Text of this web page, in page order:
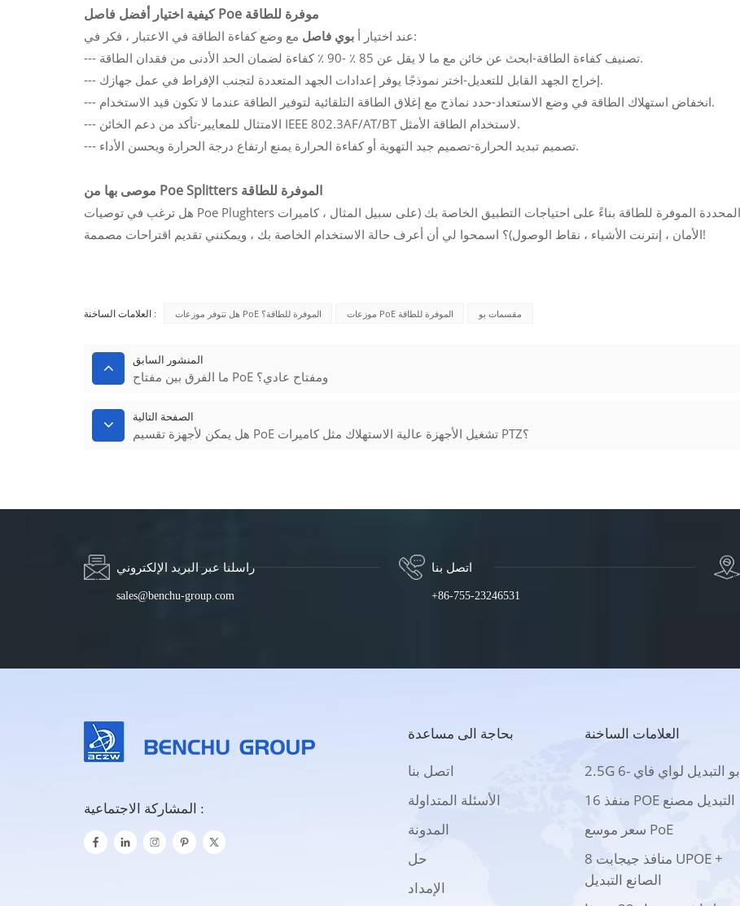
كيفية اختيار أفضل فاصل Poe موفرة للطاقة
عند اختيار أ بوي فاصل
مع وضع كفاءة الطاقة في الاعتبار ، فكر في:
--- تصنيف كفاءة الطاقة-ابحث عن خائن مع ما لا يقل عن 85 ٪ -90 ٪ كفاءة لضمان الحد الأدنى من فقدان الطاقة.
--- إخراج الجهد القابل للتعديل-اختر نموذجًا يوفر إعدادات الجهد المتعددة لتجنب الإفراط في عمل جهازك.
--- انخفاض استهلاك الطاقة في وضع الاستعداد-حدد نماذج مع إغلاق الطاقة التلقائية لتوفير الطاقة عندما لا تكون قيد الاستخدام.
--- الامتثال للمعايير-تأكد من دعم الخائن IEEE 802.3AF/AT/BT لاستخدام الطاقة الأمثل.
--- تصميم تبديد الحرارة-تصميم جيد التهوية أو كفاءة الحرارة يمنع ارتفاع درجة الحرارة ويحسن الأداء.
موصى بها من Poe Splitters الموفرة للطاقة
هل ترغب في توصيات Poe Plughters المحددة الموفرة للطاقة بناءً على احتياجات التطبيق الخاصة بك (على سبيل المثال ، كاميرات
الأمان ، إنترنت الأشياء ، نقاط الوصول)؟ اسمحوا لي أن أعرف حالة الاستخدام الخاصة بك ، ويمكنني تقديم اقتراحات مصممة!
العلامات الساخنة : هل تتوفر موزعات PoE الموفرة للطاقة؟ موزعات PoE الموفرة للطاقة مقسمات بو
المنشور السابق
ما الفرق بين مفتاح PoE ومفتاح عادي؟
الصفحة التالية
هل يمكن لأجهزة تقسيم PoE تشغيل الأجهزة عالية الاستهلاك مثل كاميرات PTZ؟
راسلنا عبر البريد الإلكتروني
sales@benchu-group.com
اتصل بنا
+86-755-23246531
المشاركة الاجتماعية :
بحاجة الى مساعدة
اتصل بنا
الأسئلة المتداولة
المدونة
حل
الإمداد
العلامات الساخنة
2.5G بو التبديل لواي فاي -6
16 منفذ POE التبديل مصنع
سعر موسع PoE
8 منافذ جيجابت UPOE +
الصانع التبديل